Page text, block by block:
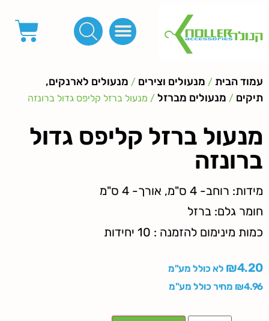
עמוד הבית / מנעולים וצירים / מנעולים לארנקים,
תיקים / מנעולים מברזל / מנעול ברזל קליפס גדול ברונזה
מנעול ברזל קליפס גדול
ברונזה
מידות: רוחב- 4 ס"מ, אורך- 4 ס"מ
חומר גלם: ברזל
כמות מינימום להזמנה : 10 יחידות
₪4.20
לא כולל מע"מ
₪4.96 מחיר כולל מע"מ